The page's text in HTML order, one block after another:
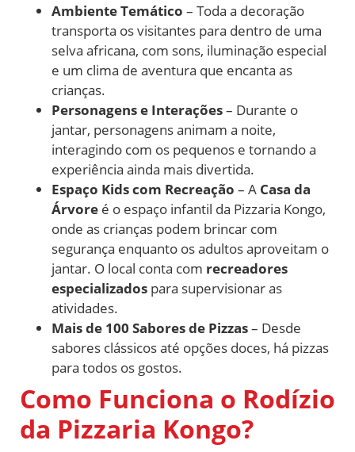
Ambiente Temático – Toda a decoração
transporta os visitantes para dentro de uma
selva africana, com sons, iluminação especial
e um clima de aventura que encanta as
crianças.
Personagens e Interações– Durante o
jantar, personagens animam a noite,
interagindo com os pequenos e tornando a
experiência ainda mais divertida.
Espaço Kids com Recreação – A Casa da
Árvore é o espaço infantil da Pizzaria Kongo,
onde as crianças podem brincar com
segurança enquanto os adultos aproveitam o
jantar. O local conta com recreadores
especializados para supervisionar as
atividades.
Mais de 100 Sabores de Pizzas– Desde
sabores clássicos até opções doces, há pizzas
para todos os gostos.
Como Funciona o Rodízio
da Pizzaria Kongo?